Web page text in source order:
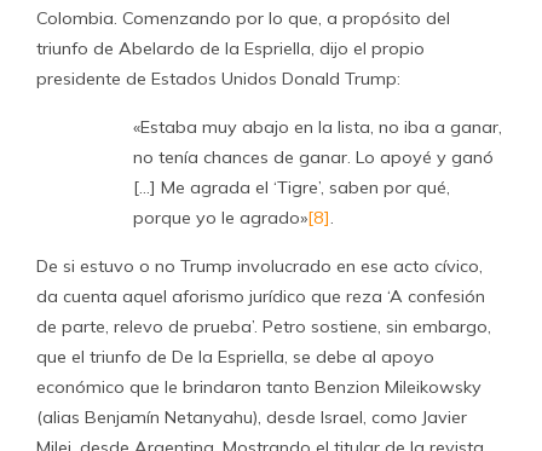
Colombia. Comenzando por lo que, a propósito del
triunfo de Abelardo de la Espriella, dijo el propio
presidente de Estados Unidos Donald Trump:
«Estaba muy abajo en la lista, no iba a ganar,
no tenía chances de ganar. Lo apoyé y ganó
[…] Me agrada el ‘Tigre’, saben por qué,
porque yo le agrado»[8].
De si estuvo o no Trump involucrado en ese acto cívico,
da cuenta aquel aforismo jurídico que reza ‘A confesión
de parte, relevo de prueba’. Petro sostiene, sin embargo,
que el triunfo de De la Espriella, se debe al apoyo
económico que le brindaron tanto Benzion Mileikowsky
(alias Benjamín Netanyahu), desde Israel, como Javier